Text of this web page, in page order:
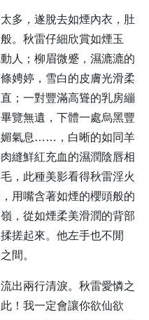
多，遂脫去如煙內衣，肚
。秋雷仔細欣賞如煙玉
人；柳眉微蹙，濕漉漉的
娉婷，雪白的皮膚光滑柔
；一對豐滿高聳的乳房繃
覽無遺，下體一處烏黑豐
媚氣息……，白晰的如同羊
縫鮮紅充血的濕潤陰唇相
，此種美影看得秋雷淫火
用嘴含著如煙的櫻頭般的
，從如煙柔美滑潤的背部
搓起來。他左手也不閒
間。
出兩行清淚。秋雷愛憐之
！我一定會讓你欲仙欲